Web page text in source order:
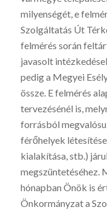
milyenségét, e
Szolgáltatás Út
felmérés során
javasolt
pedig a Megyei
össze. E felmérés
tervezésénél is,
forrásból
férőhelyek
kialakítása, stb.)
megszüntetéséhez.
hónapban Önök is
Önkormányzat a